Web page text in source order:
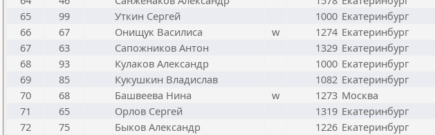
65
99 Уткин Сергей 1000 Екатеринбург
66
67 Онищук Василиса w 1274 Екатеринбург
67
63 Сапожников Антон 1329 Екатеринбург
68
93 Кулаков Александр 1000 Екатеринбург
69
85 Кукушкин Владислав 1082 Екатеринбург
70
68 Башвеева Нина w 1273 Москва
71
65 Орлов Сергей 1319 Екатеринбург
72
75 Быков Александр 1226 Екатеринбург